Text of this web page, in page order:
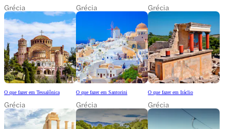
Grécia Grécia Grécia
O que fazer em Tessalônica
Grécia
O que fazer em Santorini
Grécia
O que fazer em Iráclio
Grécia